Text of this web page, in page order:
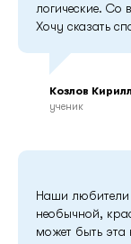
логические. Со
Хочу сказать
Козлов Кирилл
ученик
Наши любители
необычной,
может быть эта